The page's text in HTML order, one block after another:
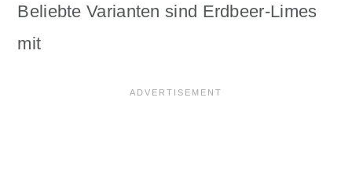
Beliebte Varianten sind Erdbeer-Limes
mit